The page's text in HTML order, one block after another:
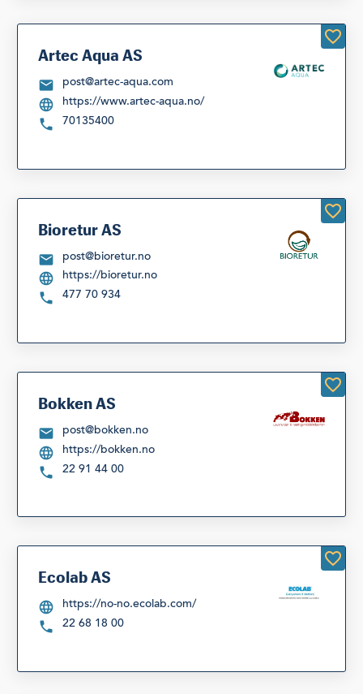
Artec Aqua AS
post@artec-aqua.com
https://www.artec-aqua.no/
70135400
Bioretur AS
post@bioretur.no
https://bioretur.no
477 70 934
Bokken AS
post@bokken.no
https://bokken.no
22 91 44 00
Ecolab AS
https://no-no.ecolab.com/
22 68 18 00